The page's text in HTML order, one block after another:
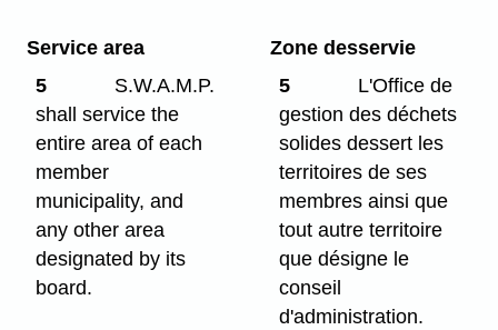
Service area
5
S.W.A.M.P.
shall service the
entire area of each
member
municipality, and
any other area
designated by its
board.
Zone desservie
5
L'Office de
gestion des déchets
solides dessert les
territoires de ses
membres ainsi que
tout autre territoire
que désigne le
conseil
d'administration.